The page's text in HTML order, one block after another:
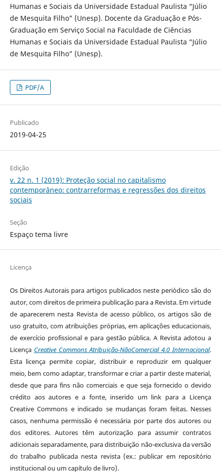
Humanas e Sociais da Universidade Estadual Paulista “Júlio
de Mesquita Filho” (Unesp). Docente da Graduação e Pós-
Graduação em Serviço Social na Faculdade de Ciências
Humanas e Sociais da Universidade Estadual Paulista “Júlio
de Mesquita Filho” (Unesp).
PDF/A
Publicado
2019-04-25
Edição
v. 22 n. 1 (2019): Proteção social no capitalismo
contemporâneo: contrarreformas e regressões dos direitos
sociais
Seção
Espaço tema livre
Licença
Os Direitos Autorais para artigos publicados neste periódico são do
autor, com direitos de primeira publicação para a Revista. Em virtude
de aparecerem nesta Revista de acesso público, os artigos são de
uso gratuito, com atribuições próprias, em aplicações educacionais,
de exercício profissional e para gestão pública. A Revista adotou a
Licença Creative Commons Atribuição-NãoComercial 4.0 Internacional.
Esta licença permite copiar, distribuir e reproduzir em qualquer
meio, bem como adaptar, transformar e criar a partir deste material,
desde que para fins não comerciais e que seja fornecido o devido
crédito aos autores e a fonte, inserido um link para a Licença
Creative Commons e indicado se mudanças foram feitas. Nesses
casos, nenhuma permissão é necessária por parte dos autores ou
dos editores.Autores têm autorização para assumir contratos
adicionais separadamente, para distribuição não-exclusiva da versão
do trabalho publicada nesta revista (ex.: publicar em repositório
institucional ou um capítulo de livro).